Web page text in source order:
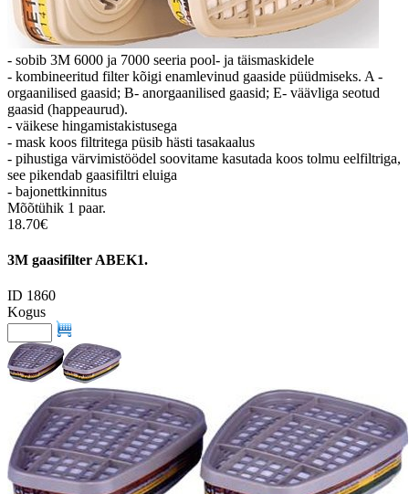
- sobib 3M 6000 ja 7000 seeria pool- ja täismaskidele
- kombineeritud filter kõigi enamlevinud gaaside püüdmiseks. A -
orgaanilised gaasid; B- anorgaanilised gaasid; E- väävliga seotud
gaasid (happeaurud).
- väikese hingamistakistusega
- mask koos filtritega püsib hästi tasakaalus
- pihustiga värvimistöödel soovitame kasutada koos tolmu eelfiltriga,
see pikendab gaasifiltri eluiga
- bajonettkinnitus
Mõõtühik 1 paar.
18.70€
3M gaasifilter ABEK1.
ID 1860
Kogus